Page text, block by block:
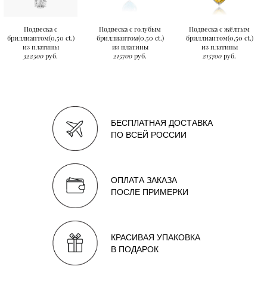
Подвеска с
бриллиантом(0,50 ct.)
из платины
322500 руб.
Подвеска с голубым
бриллиантом(0,50 ct.)
из платины
215700 руб.
Подвеска с жёлтым
бриллиантом(0,50 ct.)
из платины
215700 руб.
БЕСПЛАТНАЯ ДОСТАВКА
ПО ВСЕЙ РОССИИ
ОПЛАТА ЗАКАЗА
ПОСЛЕ ПРИМЕРКИ
КРАСИВАЯ УПАКОВКА
В ПОДАРОК